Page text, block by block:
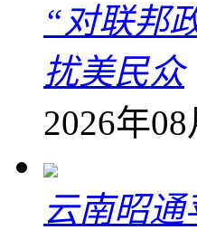
“对联邦
扰美民众
2026年
云南昭